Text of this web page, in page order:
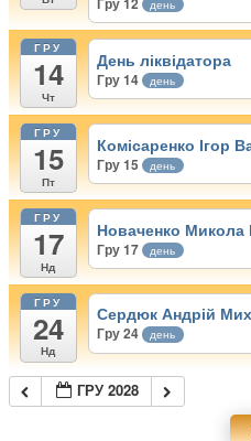
день
ГРУ
14
Чт
День ліквідатора
Гру 14 день
ГРУ
15
Пт
Комісаренко Ігор
Гру 15 день
ГРУ
17
Нд
Новаченко Микола
Гру 17 день
ГРУ
24
Нд
Сердюк Андрій
Гру 24 день
ГРУ 2028